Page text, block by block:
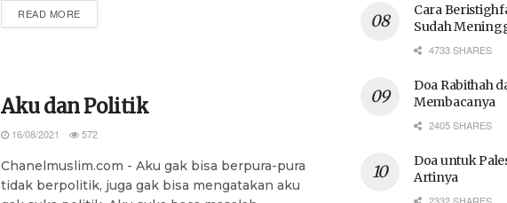
READ MOREDETAILS
Aku dan Politik
16/08/2021 572
Chanelmuslim.com - Aku gak bisa berpura-pura
tidak berpolitik, juga gak bisa mengatakan aku
Cara
Sudah
4733 SHARES
Doa Rabithah
Membacanya
2405 SHARES
Doa untuk
Artinya
2332 SHARES